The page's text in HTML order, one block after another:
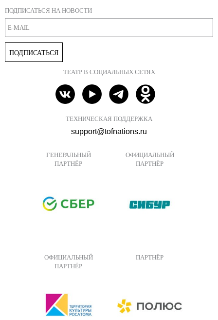
ПОДПИСАТЬСЯ НА НОВОСТИ
ПОДПИСАТЬСЯ
ТЕАТР В СОЦИАЛЬНЫХ СЕТЯХ
ТЕХНИЧЕСКАЯ ПОДДЕРЖКА
support@tofnations.ru
ГЕНЕРАЛЬНЫЙ
ПАРТНЁР
ОФИЦИАЛЬНЫЙ
ПАРТНЁР
ОФИЦИАЛЬНЫЙ
ПАРТНЁР
ПАРТНЁР